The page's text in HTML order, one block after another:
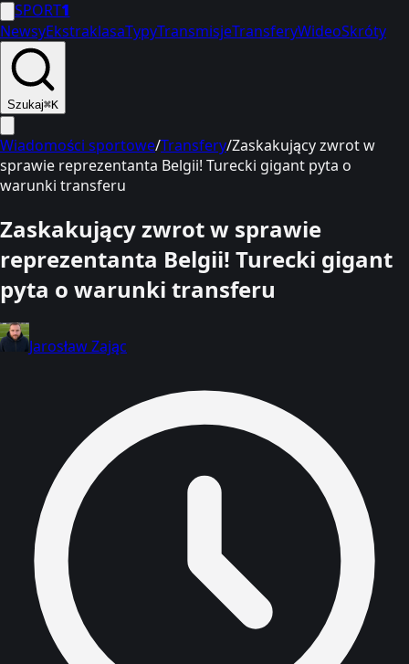
SPORT1
NewsyEkstraklasaTypyTransmisjeTransferyWideoSkróty
Szukaj⌘K
Wiadomości sportowe/Transfery/Zaskakujący zwrot w
sprawie reprezentanta Belgii! Turecki gigant pyta o
warunki transferu
Zaskakujący zwrot w sprawie
reprezentanta Belgii! Turecki gigant
pyta o warunki transferu
Jarosław Zając